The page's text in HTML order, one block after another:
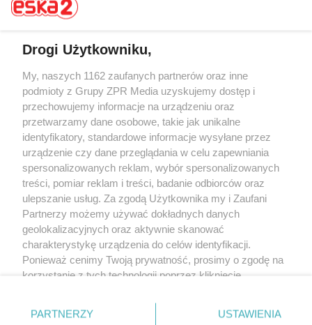
Żaden utwór zamieszczony w serwisie nie może być powielany i
rozpowszechniany lub dalej rozpowszechniany w jakikolwiek sposób (w
tym także elektroniczny lub mechaniczny) na jakimkolwiek polu
eksploatacji w jakiejkolwiek formie, włącznie z umieszczaniem w Internecie
bez pisemnej zgody właściciela praw. Jakiekolwiek użycie lub
wykorzystanie utworów w całości lub w części z naruszeniem prawa, tzn.
bez właściwej zgody, jest zabronione pod groźbą kary i może być ścigane
prawnie.
O nas
Informacje prawne
Nasze serwisy
Drogi Użytkowniku,
My, naszych 1162 zaufanych partnerów oraz inne
podmioty z Grupy ZPR Media uzyskujemy dostęp i
przechowujemy informacje na urządzeniu oraz
przetwarzamy dane osobowe, takie jak unikalne
identyfikatory, standardowe informacje wysyłane przez
urządzenie czy dane przeglądania w celu zapewniania
spersonalizowanych reklam, wybór spersonalizowanych
treści, pomiar reklam i treści, badanie odbiorców oraz
ulepszanie usług. Za zgodą Użytkownika my i Zaufani
Partnerzy możemy używać dokładnych danych
geolokalizacyjnych oraz aktywnie skanować
charakterystykę urządzenia do celów identyfikacji.
Ponieważ cenimy Twoją prywatność, prosimy o zgodę na
korzystanie z tych technologii poprzez kliknięcie
zmienić/wycofać klikając przycisk ustawień prywatności
PARTNERZY USTAWIENIA